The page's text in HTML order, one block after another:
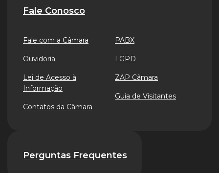
Fale Conosco
Fale com a Câmara
Ouvidoria
Lei de Acesso à
Informação
Contatos da Câmara
PABX
LGPD
ZAP Câmara
Guia de Visitantes
Perguntas Frequentes